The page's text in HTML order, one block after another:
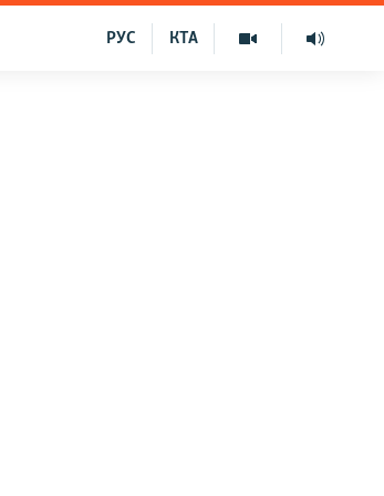
КТА
РУС